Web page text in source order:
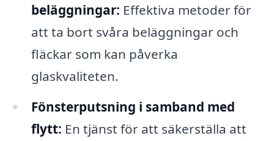
beläggningar: Effektiva metoder för
att ta bort svåra beläggningar och
fläckar som kan påverka
glaskvaliteten.
Fönsterputsning i samband med
flytt: En tjänst för att säkerställa att